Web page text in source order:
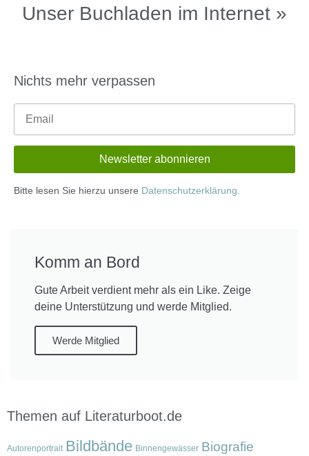
Unser Buchladen im Internet »
Nichts mehr verpassen
Bitte lesen Sie hierzu unsere Datenschutzerklärung
Komm an Bord
Gute Arbeit verdient mehr als ein Like. Zeige
deine Unterstützung und werde Mitglied.
Werde Mitglied
Themen auf Literaturboot.de
Autorenportrait Bildbände Binnengewässer Biografie